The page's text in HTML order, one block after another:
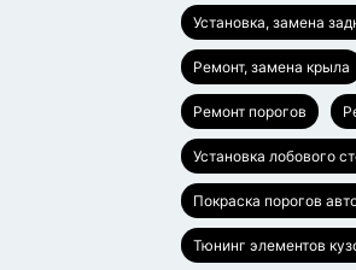
Установка, замена
Ремонт, замена крыла
Ремонт порогов
Установка лобового
Покраска порогов
Тюнинг элементов